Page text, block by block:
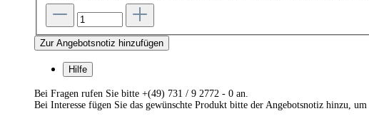
Zur Angebotsnotiz hinzufügen
Hilfe
Bei Fragen rufen Sie bitte +(49) 731 / 9 2772 - 0 an.
Bei Interesse fügen Sie das gewünschte Produkt bitte der Angebotsnotiz hinzu, um